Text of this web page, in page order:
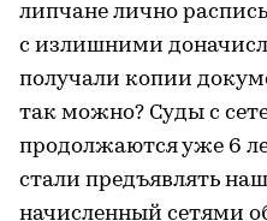
липчане лично
с излишними
получали копии
так можно? Суды с
продолжаются уже 6
стали предъявлять
начисленный сетями